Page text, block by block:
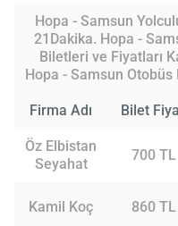
Hopa - Samsun
21Dakika. Hopa -
Biletleri ve Fiyatları
Hopa - Samsun
Firma Adı Bilet
Öz Elbistan
Seyahat
700 TL
Kamil Koç 860 TL